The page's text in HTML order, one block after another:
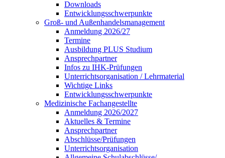
Downloads
Entwicklungsschwerpunkte
Groß- und Außenhandelsmanagement
Anmeldung 2026/27
Termine
Ausbildung PLUS Studium
Ansprechpartner
Infos zu IHK-Prüfungen
Unterrichtsorganisation / Lehrmaterial
Wichtige Links
Entwicklungsschwerpunkte
Medizinische Fachangestellte
Anmeldung 2026/2027
Aktuelles & Termine
Ansprechpartner
Abschlüsse/Prüfungen
Unterrichtsorganisation